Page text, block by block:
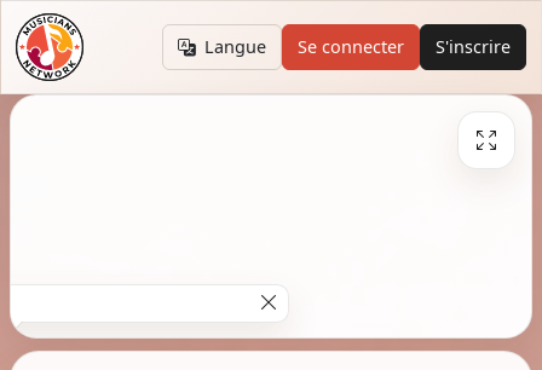
Langue Se connecter S'inscrire